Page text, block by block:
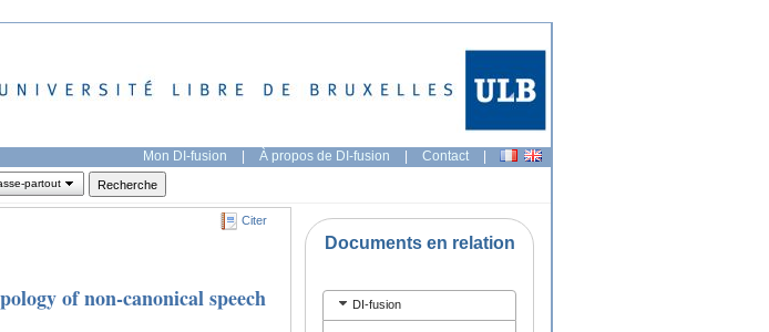
Mon DI-fusion | À propos de DI-fusion | Contact |
partout
Citer
of non-canonical speech
Documents en relation
DI-fusion